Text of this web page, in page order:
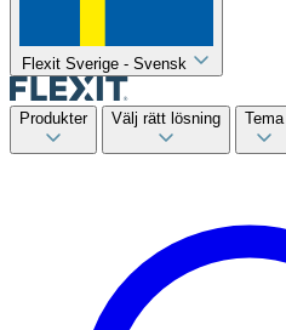
Flexit Sverige - Svensk
Produkter Välj rätt lösning Tema